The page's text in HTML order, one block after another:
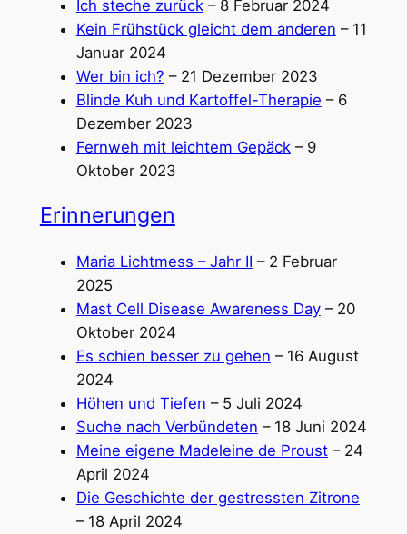
Ich steche zurück– 8 Februar 2024
Kein Frühstück gleicht dem anderen – 11
Januar 2024
Wer bin ich? – 21 Dezember 2023
Blinde Kuh und Kartoffel-Therapie – 6
Dezember 2023
Fernweh mit leichtem Gepäck– 9
Oktober 2023
Erinnerungen
Maria Lichtmess – Jahr II – 2 Februar
2025
Mast Cell Disease Awareness Day– 20
Oktober 2024
Es schien besser zu gehen – 16 August
2024
Höhen und Tiefen – 5 Juli 2024
Suche nach Verbündeten – 18 Juni 2024
Meine eigene Madeleine de Proust– 24
April 2024
Die Geschichte der gestressten Zitrone
– 18 April 2024